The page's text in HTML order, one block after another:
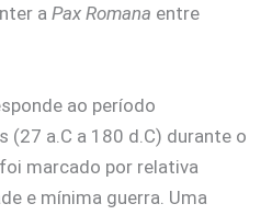
a Pax Romana entre
ao período
(27 a.C a 180 d.C) durante o
marcado por relativa
e mínima guerra. Uma